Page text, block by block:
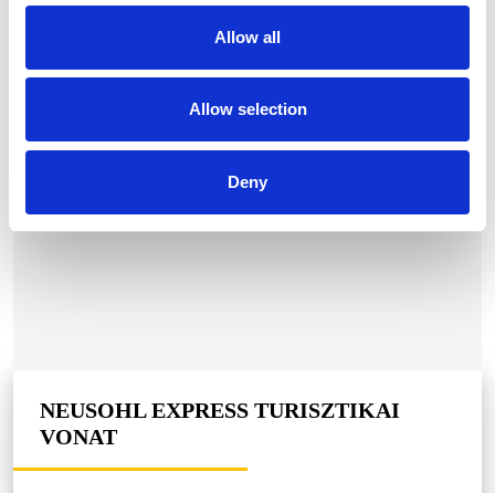
Allow all
Allow selection
Deny
NEUSOHL EXPRESS TURISZTIKAI
VONAT